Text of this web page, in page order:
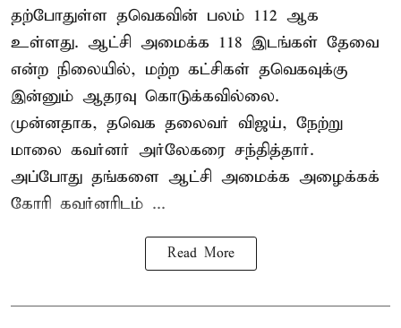
தற்போதுள்ள தவெகவின் பலம் 112 ஆக
உள்ளது. ஆட்சி அமைக்க 118 இடங்கள் தேவை
என்ற நிலையில், மற்ற கட்சிகள் தவெகவுக்கு
இன்னும் ஆதரவு கொடுக்கவில்லை.
முன்னதாக, தவெக தலைவர் விஜய், நேற்று
மாலை கவர்னர் அர்லேகரை சந்தித்தார்.
அப்போது தங்களை ஆட்சி அமைக்க அழைக்கக்
கோரி கவர்னரிடம் ...
Read More